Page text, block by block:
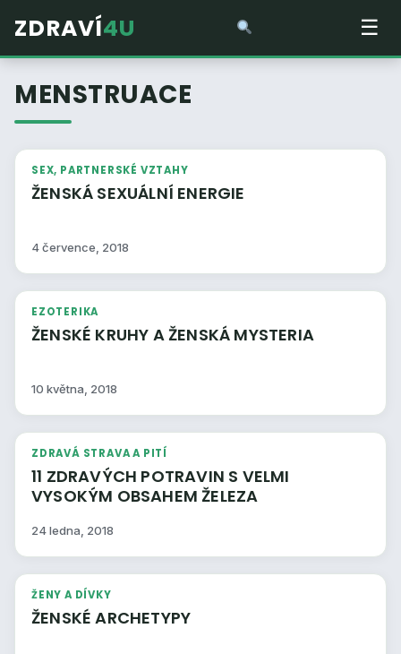
ZDRAVÍ4U ☰
MENSTRUACE
SEX, PARTNERSKÉ VZTAHY
ŽENSKÁ SEXUÁLNÍ ENERGIE
4 července, 2018
EZOTERIKA
ŽENSKÉ KRUHY A ŽENSKÁ MYSTERIA
10 května, 2018
ZDRAVÁ STRAVA A PITÍ
11 ZDRAVÝCH POTRAVIN S VELMI
VYSOKÝM OBSAHEM ŽELEZA
24 ledna, 2018
ŽENY A DÍVKY
ŽENSKÉ ARCHETYPY